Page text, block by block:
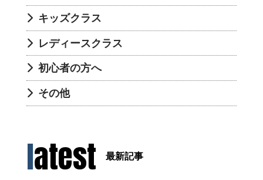
キッズクラス
レディースクラス
初心者の方へ
その他
latest 最新記事